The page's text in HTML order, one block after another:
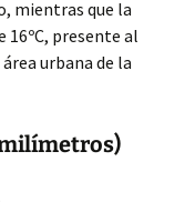
mientras que la
presente al
urbana de la